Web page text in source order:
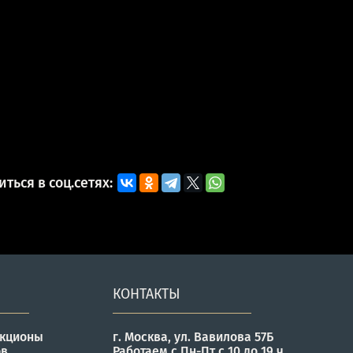
в соц.сетях:
КОНТАКТЫ
г. Москва, ул. Вавилова 57Б